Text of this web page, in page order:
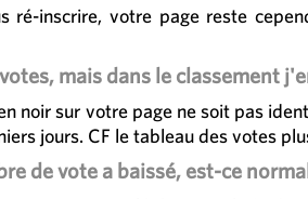
inscrire, votre page reste
mais dans le classement
noir sur votre page ne soit pas
jours. CF le tableau des votes
de vote a baissé, est-ce